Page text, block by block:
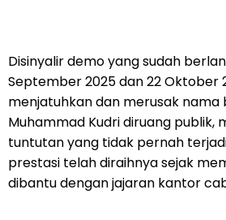
Disinyalir demo yang sudah
September 2025 dan 22 Oktober
menjatuhkan dan merusak nama
Muhammad Kudri diruang publik,
tuntutan yang tidak pernah
prestasi telah diraihnya sejak
dibantu dengan jajaran kantor